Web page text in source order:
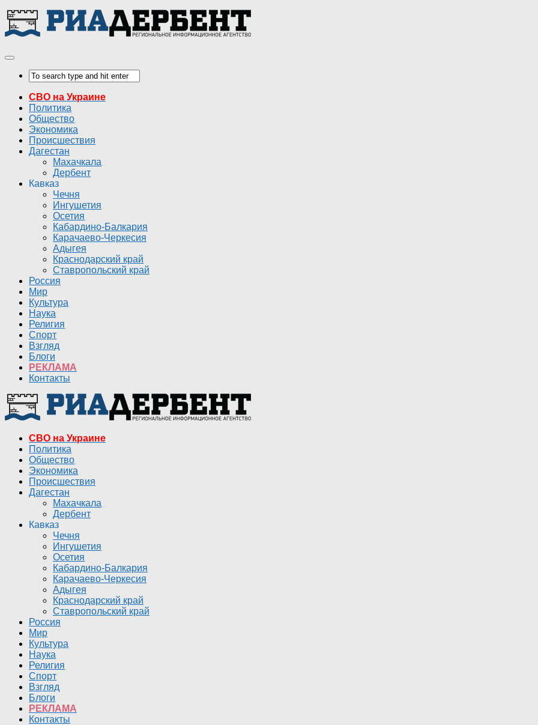
СВО на Украине
Политика
Общество
Экономика
Происшествия
Дагестан
Махачкала
Дербент
Кавказ
Чечня
Ингушетия
Осетия
Кабардино-Балкария
Карачаево-Черкесия
Адыгея
Краснодарский край
Ставропольский край
Россия
Мир
Культура
Наука
Религия
Спорт
Взгляд
Блоги
РЕКЛАМА
Контакты
СВО на Украине
Политика
Общество
Экономика
Происшествия
Дагестан
Махачкала
Дербент
Кавказ
Чечня
Ингушетия
Осетия
Кабардино-Балкария
Карачаево-Черкесия
Адыгея
Краснодарский край
Ставропольский край
Россия
Мир
Культура
Наука
Религия
Спорт
Взгляд
Блоги
РЕКЛАМА
Контакты